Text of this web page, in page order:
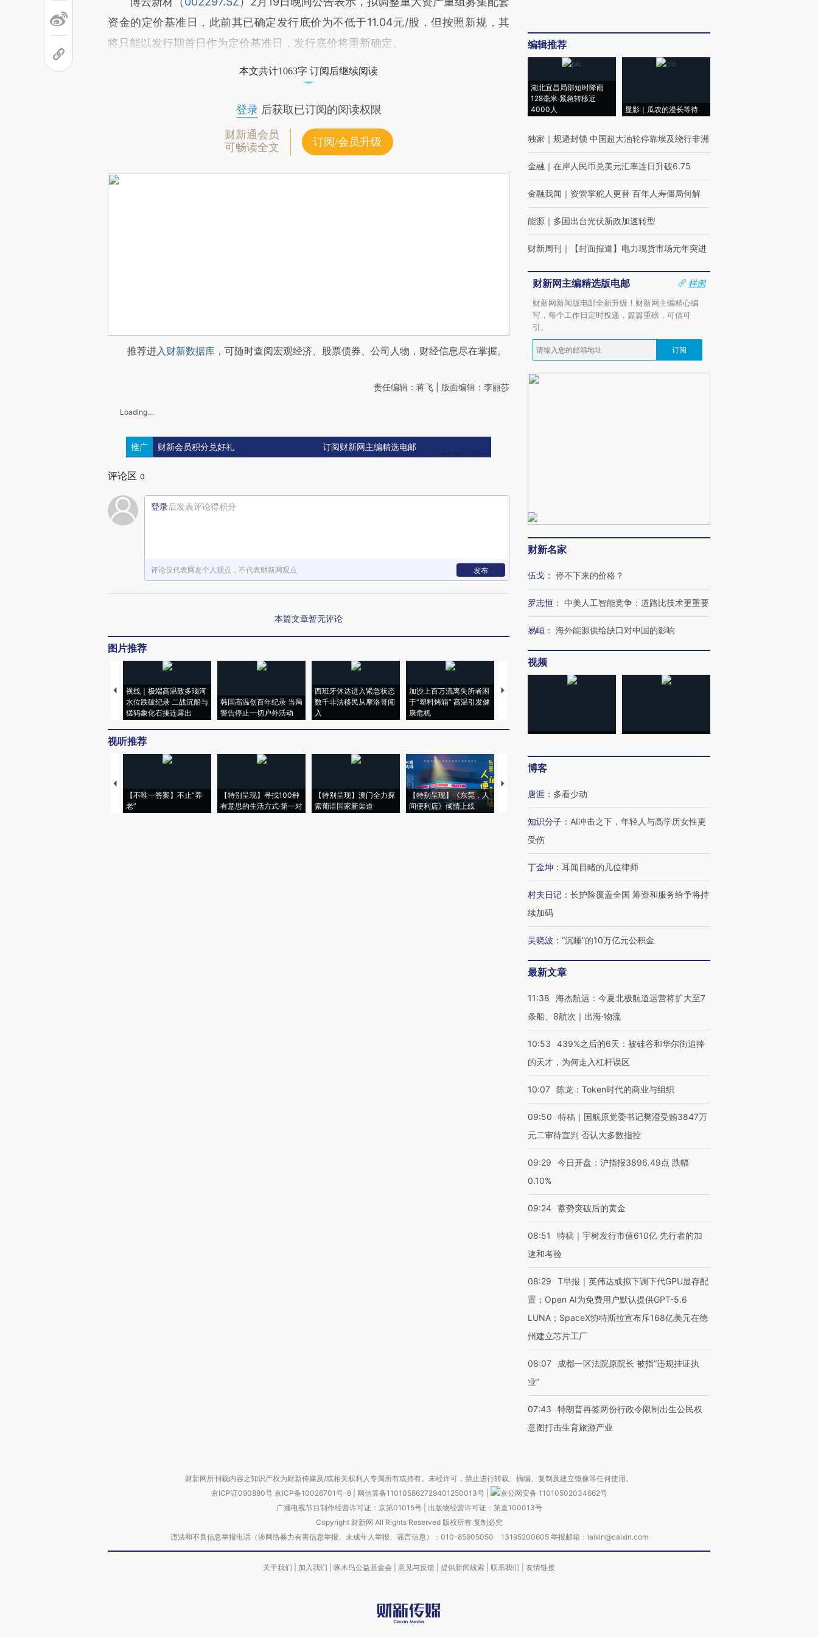
资金的定价基准日，此前其已确定发行底价为不低于11.04元/股，但按照新规，其
将只能以发行期首日作为定价基准日，发行底价将重新确定。
本文共计1063字 订阅后继续阅读
登录后获取已订阅的阅读权限
财新通会员
可畅读全文
订阅/会员升级
推荐进入财新数据库 ，可随时查阅宏观经济、股票债券、公司人物，财经信息尽在掌握。
责任编辑：蒋飞 | 版面编辑：李丽莎
Loading...
推广 财新会员积分兑好礼 订阅财新网主编精选电邮
评论区 0
登录后发表评论得积分
评论仅代表网友个人观点，不代表财新网观点 发布
本篇文章暂无评论
图片推荐
视线｜极端高温致多瑙河
水位跌破纪录 二战沉船与
猛犸象化石接连露出
韩国高温创百年纪录 当局
警告停止一切户外活动
西班牙休达进入紧急状态
数千非法移民从摩洛哥闯
入
加沙上百万流离失所者困
于“塑料烤箱” 高温引发健
康危机
视线｜HYROX的吸金
视听推荐
【不唯一答案】不止“养
老”
【特别呈现】寻找100种
有意思的生活方式·第一对
【特别呈现】澳门全力探
索葡语国家新渠道
【特别呈现】《东莞，人
间便利店》倾情上线
【推广】走进第四届链博
会，让数智科技“链”接产
有意思的生活方式·第三对
住三大增长引擎是什么？
编辑推荐
湖北宜昌局部短时降雨
128毫米 紧急转移近
4000人
显影｜瓜农的漫长等待
独家 ｜ 规避封锁 中国超大油轮停靠埃及绕行非洲
金融 ｜ 在岸人民币兑美元汇率连日升破6.75
金融我闻 ｜ 资管掌舵人更替 百年人寿僵局何解
能源 ｜ 多国出台光伏新政加速转型
财新周刊 ｜ 【封面报道】电力现货市场元年突进
财新网主编精选版电邮
样例
财新网新闻版电邮全新升级！财新网主编精心编
写，每个工作日定时投递，篇篇重磅，可信可
引。
订阅
财新名家
伍戈 ： 停不下来的价格？
罗志恒 ： 中美人工智能竞争：道路比技术更重要
易峘 ： 海外能源供给缺口对中国的影响
视频
博客
唐涯 ： 多看少动
知识分子 ： AI冲击之下，年轻人与高学历女性更
受伤
丁金坤 ： 耳闻目睹的几位律师
村夫日记 ： 长护险覆盖全国 筹资和服务给予将持
续加码
吴晓波 ： “沉睡”的10万亿元公积金
最新文章
11:38
海杰航运：今夏北极航道运营将扩大至7
条船、8航次｜出海·物流
10:53
439%之后的6天：被硅谷和华尔街追捧
的天才，为何走入杠杆误区
10:07 陈龙：Token时代的商业与组织
09:50
特稿｜国航原党委书记樊澄受贿3847万
元二审待宣判 否认大多数指控
09:29
今日开盘：沪指报3896.49点 跌幅
0.10%
09:24 蓄势突破后的黄金
08:51
特稿｜宇树发行市值610亿 先行者的加
速和考验
08:29
T早报｜英伟达或拟下调下代GPU显存配
置；Open AI为免费用户默认提供GPT-5.6
LUNA；SpaceX协特斯拉宣布斥168亿美元在德
州建立芯片工厂
08:07
成都一区法院原院长 被指“违规挂证执
业”
07:43
特朗普再签两份行政令限制出生公民权
意图打击生育旅游产业
财新网所刊载内容之知识产权为财新传媒及/或相关权利人专属所有或持有。未经许可，禁止进行转载、摘编、复制及建立镜像等任何使用。
京ICP证090880号 京ICP备10026701号-8 网信算备110105862729401250013号
京公网安备 11010502034662号
广播电视节目制作经营许可证：京第01015号| 出版物经营许可证：第直100013号
Copyright 财新网 All Rights Reserved 版权所有 复制必究
违法和不良信息举报电话（涉网络暴力有害信息举报、未成年人举报、谣言信息）：010-85905050 13195200605 举报邮箱：laixin@caixin.com
关于我们 加入我们 啄木鸟公益基金会 意见与反馈 提供新闻线索 联系我们 友情链接